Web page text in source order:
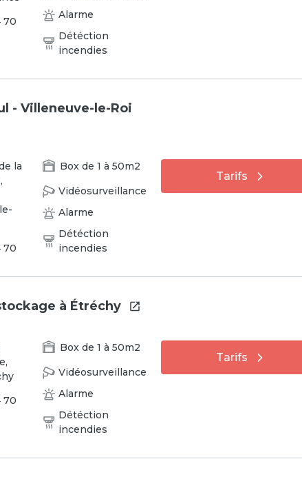
70
Alarme
Détéction
incendies
- Villeneuve-le-Roi
la
,
70
Box de1 à 50m2
Vidéosurveillance
Alarme
Détéction
incendies
Tarifs
à Étréchy
,
70
Box de1 à 50m2
Vidéosurveillance
Alarme
Détéction
incendies
Tarifs